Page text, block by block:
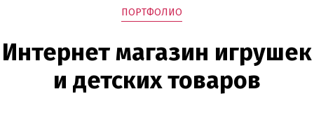
Рубрики
ПОРТФОЛИО
Интернет магазин игрушек
и детских товаров